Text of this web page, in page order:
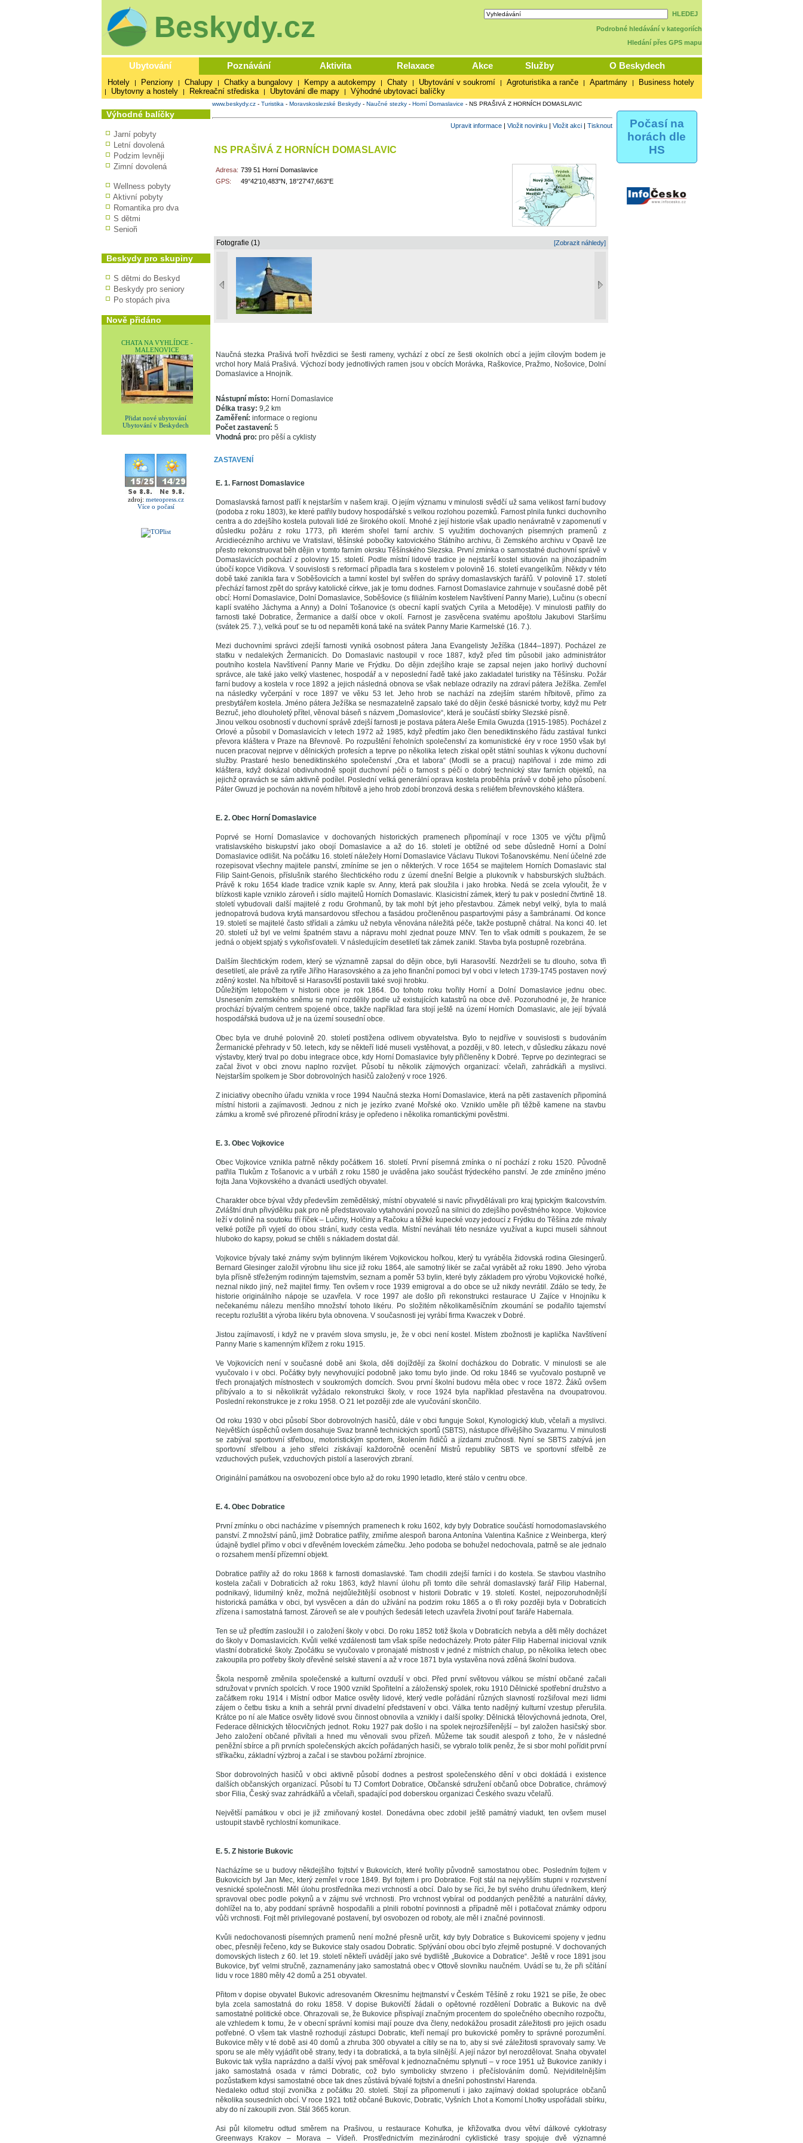
Beskydy.cz HLEDEJ
Podrobné hledávání v kategoriích
Hledání přes GPS mapu
Ubytování Poznávání Aktivita Relaxace Akce Služby O Beskydech
Hotely | Penziony | Chalupy | Chatky a bungalovy | Kempy a autokempy | Chaty | Ubytování v soukromí | Agroturistika a ranče | Apartmány | Business hotely
| Ubytovny a hostely | Rekreační střediska | Ubytování dle mapy | Výhodné ubytovací balíčky
Výhodné balíčky
Jarní pobyty
Letní dovolená
Podzim levněji
Zimní dovolená
Wellness pobyty
Aktivní pobyty
Romantika pro dva
S dětmi
Senioři
Beskydy pro skupiny
S dětmi do Beskyd
Beskydy pro seniory
Po stopách piva
Nově přidáno
CHATA NA VYHLÍDCE -
MALENOVICE
Přidat nové ubytování
Ubytování v Beskydech
zdroj: meteopress.cz
Více o počasí
www.beskydy.cz- Turistika - Moravskoslezské Beskydy- Naučné stezky- Horní Domaslavice - NS PRAŠIVÁ Z HORNÍCH DOMASLAVIC
Upravit informace| Vložit novinku| Vložit akci| Tisknout
NS PRAŠIVÁ Z HORNÍCH DOMASLAVIC
Adresa: 739 51 Horní Domaslavice
GPS:
49°42'10,483"N, 18°27'47,663"E
Fotografie (1) [Zobrazit náhledy]
Naučná stezka Prašivá tvoří hvězdici se šesti rameny, vychází z obcí ze šesti okolních obcí a jejím cílovým bodem je
vrchol hory Malá Prašivá. Výchozí body jednotlivých ramen jsou v obcích Morávka, Raškovice, Pražmo, Nošovice, Dolní
Domaslavice a Hnojník.
Nástupní místo: Horní Domaslavice
Délka trasy: 9,2 km
Zaměření: informace o regionu
Počet zastavení: 5
Vhodná pro: pro pěší a cyklisty
ZASTAVENÍ
E. 1. Farnost Domaslavice
Domaslavská farnost patří k nejstarším v našem kraji. O jejím významu v minulosti svědčí už sama velikost farní budovy
(podoba z roku 1803), ke které patřily budovy hospodářské s velkou rozlohou pozemků. Farnost plnila funkci duchovního
centra a do zdejšího kostela putovali lidé ze širokého okolí. Mnohé z její historie však upadlo nenávratně v zapomenutí v
důsledku požáru z roku 1773, při kterém shořel farní archiv. S využitím dochovaných písemných pramenů z
Arcidiecézního archivu ve Vratislavi, těšínské pobočky katovického Státního archivu, či Zemského archivu v Opavě lze
přesto rekonstruovat běh dějin v tomto farním okrsku Těšínského Slezska. První zmínka o samostatné duchovní správě v
Domaslavicích pochází z poloviny 15. století. Podle místní lidové tradice je nejstarší kostel situován na jihozápadním
úbočí kopce Vidíkova. V souvislosti s reformací připadla fara s kostelem v polovině 16. století evangelíkům. Někdy v této
době také zanikla fara v Soběšovicích a tamní kostel byl svěřen do správy domaslavských farářů. V polovině 17. století
přechází farnost zpět do správy katolické církve, jak je tomu dodnes. Farnost Domaslavice zahrnuje v současné době pět
obcí: Horní Domaslavice, Dolní Domaslavice, Soběšovice (s filiálním kostelem Navštívení Panny Marie), Lučinu (s obecní
kaplí svatého Jáchyma a Anny) a Dolní Tošanovice (s obecní kaplí svatých Cyrila a Metoděje). V minulosti patřily do
farnosti také Dobratice, Žermanice a další obce v okolí. Farnost je zasvěcena svatému apoštolu Jakubovi Staršímu
(svátek 25. 7.), velká pouť se tu od nepaměti koná také na svátek Panny Marie Karmelské (16. 7.).
Mezi duchovními správci zdejší farnosti vyniká osobnost pátera Jana Evangelisty Ježíška (1844–1897). Pocházel ze
statku v nedalekých Žermanicích. Do Domaslavic nastoupil v roce 1887, když před tím působil jako administrátor
poutního kostela Navštívení Panny Marie ve Frýdku. Do dějin zdejšího kraje se zapsal nejen jako horlivý duchovní
správce, ale také jako velký vlastenec, hospodář a v neposlední řadě také jako zakladatel turistiky na Těšínsku. Požár
farní budovy a kostela v roce 1892 a jejich následná obnova se však neblaze odrazily na zdraví pátera Ježíška. Zemřel
na následky vyčerpání v roce 1897 ve věku 53 let. Jeho hrob se nachází na zdejším starém hřbitově, přímo za
presbytářem kostela. Jméno pátera Ježíška se nesmazatelně zapsalo také do dějin české básnické tvorby, když mu Petr
Bezruč, jeho dlouholetý přítel, věnoval báseň s názvem „Domaslovice“, která je součástí sbírky Slezské písně.
Jinou velkou osobností v duchovní správě zdejší farnosti je postava pátera Aleše Emila Gwuzda (1915-1985). Pocházel z
Orlové a působil v Domaslavicích v letech 1972 až 1985, když předtím jako člen benediktinského řádu zastával funkci
převora kláštera v Praze na Břevnově. Po rozpuštění řeholních společenství za komunistické éry v roce 1950 však byl
nucen pracovat nejprve v dělnických profesích a teprve po několika letech získal opět státní souhlas k výkonu duchovní
služby. Prastaré heslo benediktinského společenství „Ora et labora“ (Modli se a pracuj) naplňoval i zde mimo zdi
kláštera, když dokázal obdivuhodně spojit duchovní péči o farnost s péčí o dobrý technický stav farních objektů, na
jejichž opravách se sám aktivně podílel. Poslední velká generální oprava kostela proběhla právě v době jeho působení.
Páter Gwuzd je pochován na novém hřbitově a jeho hrob zdobí bronzová deska s reliéfem břevnovského kláštera.
E. 2. Obec Horní Domaslavice
Poprvé se Horní Domaslavice v dochovaných historických pramenech připomínají v roce 1305 ve výčtu příjmů
vratislavského biskupství jako obojí Domaslavice a až do 16. století je obtížné od sebe důsledně Horní a Dolní
Domaslavice odlišit. Na počátku 16. století náležely Horní Domaslavice Václavu Tlukovi Tošanovskému. Není účelné zde
rozepisovat všechny majitele panství, zmíníme se jen o některých. V roce 1654 se majitelem Horních Domaslavic stal
Filip Saint-Genois, příslušník starého šlechtického rodu z území dnešní Belgie a plukovník v habsburských službách.
Právě k roku 1654 klade tradice vznik kaple sv. Anny, která pak sloužila i jako hrobka. Nedá se zcela vyloučit, že v
blízkosti kaple vzniklo zároveň i sídlo majitelů Horních Domaslavic. Klasicistní zámek, který tu pak v poslední čtvrtině 18.
století vybudovali další majitelé z rodu Grohmanů, by tak mohl být jeho přestavbou. Zámek nebyl velký, byla to malá
jednopatrová budova krytá mansardovou střechou a fasádou pročleněnou paspartovými pásy a šambránami. Od konce
19. století se majitelé často střídali a zámku už nebyla věnována náležitá péče, takže postupně chátral. Na konci 40. let
20. století už byl ve velmi špatném stavu a nápravu mohl zjednat pouze MNV. Ten to však odmítl s poukazem, že se
jedná o objekt spjatý s vykořisťovateli. V následujícím desetiletí tak zámek zanikl. Stavba byla postupně rozebrána.
Dalším šlechtickým rodem, který se významně zapsal do dějin obce, byli Harasovští. Nezdrželi se tu dlouho, sotva tři
desetiletí, ale právě za rytíře Jiřího Harasovského a za jeho finanční pomoci byl v obci v letech 1739-1745 postaven nový
zděný kostel. Na hřbitově si Harasovští postavili také svoji hrobku.
Důležitým letopočtem v historii obce je rok 1864. Do tohoto roku tvořily Horní a Dolní Domaslavice jednu obec.
Usnesením zemského sněmu se nyní rozdělily podle už existujících katastrů na obce dvě. Pozoruhodné je, že hranice
prochází bývalým centrem spojené obce, takže například fara stojí ještě na území Horních Domaslavic, ale její bývalá
hospodářská budova už je na území sousední obce.
Obec byla ve druhé polovině 20. století postižena odlivem obyvatelstva. Bylo to nejdříve v souvislosti s budováním
Žermanické přehrady v 50. letech, kdy se někteří lidé museli vystěhovat, a později, v 80. letech, v důsledku zákazu nové
výstavby, který trval po dobu integrace obce, kdy Horní Domaslavice byly přičleněny k Dobré. Teprve po dezintegraci se
začal život v obci znovu naplno rozvíjet. Působí tu několik zájmových organizací: včelaři, zahrádkáři a myslivci.
Nejstarším spolkem je Sbor dobrovolných hasičů založený v roce 1926.
Z iniciativy obecního úřadu vznikla v roce 1994 Naučná stezka Horní Domaslavice, která na pěti zastaveních připomíná
místní historii a zajímavosti. Jednou z nich je jezírko zvané Mořské oko. Vzniklo uměle při těžbě kamene na stavbu
zámku a kromě své přirozené přírodní krásy je opředeno i několika romantickými pověstmi.
E. 3. Obec Vojkovice
Obec Vojkovice vznikla patrně někdy počátkem 16. století. První písemná zmínka o ní pochází z roku 1520. Původně
patřila Tlukům z Tošanovic a v urbáři z roku 1580 je uváděna jako součást frýdeckého panství. Je zde zmíněno jméno
fojta Jana Vojkovského a dvanácti usedlých obyvatel.
Charakter obce býval vždy především zemědělský, místní obyvatelé si navíc přivydělávali pro kraj typickým tkalcovstvím.
Zvláštní druh přivýdělku pak pro ně představovalo vytahování povozů na silnici do zdejšího pověstného kopce. Vojkovice
leží v dolině na soutoku tří říček – Lučiny, Holčiny a Račoku a těžké kupecké vozy jedoucí z Frýdku do Těšína zde mívaly
velké potíže při vyjetí do obou strání, kudy cesta vedla. Místní neváhali této nesnáze využívat a kupci museli sáhnout
hluboko do kapsy, pokud se chtěli s nákladem dostat dál.
Vojkovice bývaly také známy svým bylinným likérem Vojkovickou hořkou, který tu vyráběla židovská rodina Glesingerů.
Bernard Glesinger založil výrobnu lihu sice již roku 1864, ale samotný likér se začal vyrábět až roku 1890. Jeho výroba
byla přísně střeženým rodinným tajemstvím, seznam a poměr 53 bylin, které byly základem pro výrobu Vojkovické hořké,
neznal nikdo jiný, než majitel firmy. Ten ovšem v roce 1939 emigroval a do obce se už nikdy nevrátil. Zdálo se tedy, že
historie originálního nápoje se uzavřela. V roce 1997 ale došlo při rekonstrukci restaurace U Zajíce v Hnojníku k
nečekanému nálezu menšího množství tohoto likéru. Po složitém několikaměsíčním zkoumání se podařilo tajemství
receptu rozluštit a výroba likéru byla obnovena. V současnosti jej vyrábí firma Kwaczek v Dobré.
Jistou zajímavostí, i když ne v pravém slova smyslu, je, že v obci není kostel. Místem zbožnosti je kaplička Navštívení
Panny Marie s kamenným křížem z roku 1915.
Ve Vojkovicích není v současné době ani škola, děti dojíždějí za školní docházkou do Dobratic. V minulosti se ale
vyučovalo i v obci. Počátky byly nevyhovující podobně jako tomu bylo jinde. Od roku 1846 se vyučovalo postupně ve
třech pronajatých místnostech v soukromých domcích. Svou první školní budovu měla obec v roce 1872. Žáků ovšem
přibývalo a to si několikrát vyžádalo rekonstrukci školy, v roce 1924 byla například přestavěna na dvoupatrovou.
Poslední rekonstrukce je z roku 1958. O 21 let později zde ale vyučování skončilo.
Od roku 1930 v obci působí Sbor dobrovolných hasičů, dále v obci funguje Sokol, Kynologický klub, včelaři a myslivci.
Největších úspěchů ovšem dosahuje Svaz branně technických sportů (SBTS), nástupce dřívějšího Svazarmu. V minulosti
se zabýval sportovní střelbou, motoristickým sportem, školením řidičů a jízdami zručnosti. Nyní se SBTS zabývá jen
sportovní střelbou a jeho střelci získávají každoročně ocenění Mistrů republiky SBTS ve sportovní střelbě ze
vzduchových pušek, vzduchových pistolí a laserových zbraní.
Originální památkou na osvobození obce bylo až do roku 1990 letadlo, které stálo v centru obce.
E. 4. Obec Dobratice
První zmínku o obci nacházíme v písemných pramenech k roku 1602, kdy byly Dobratice součástí hornodomaslavského
panství. Z množství pánů, jimž Dobratice patřily, zmiňme alespoň barona Antonína Valentina Kašnice z Weinberga, který
údajně bydlel přímo v obci v dřevěném loveckém zámečku. Jeho podoba se bohužel nedochovala, patrně se ale jednalo
o rozsahem menší přízemní objekt.
Dobratice patřily až do roku 1868 k farnosti domaslavské. Tam chodili zdejší farníci i do kostela. Se stavbou vlastního
kostela začali v Dobraticích až roku 1863, když hlavní úlohu při tomto díle sehrál domaslavský farář Filip Habernal,
podnikavý, lidumilný kněz, možná nejdůležitější osobnost v historii Dobratic v 19. století. Kostel, nejpozoruhodnější
historická památka v obci, byl vysvěcen a dán do užívání na podzim roku 1865 a o tři roky později byla v Dobraticích
zřízena i samostatná farnost. Zároveň se ale v pouhých šedesáti letech uzavřela životní pouť faráře Habernala.
Ten se už předtím zasloužil i o založení školy v obci. Do roku 1852 totiž škola v Dobraticích nebyla a děti měly docházet
do školy v Domaslavicích. Kvůli velké vzdálenosti tam však spíše nedocházely. Proto páter Filip Habernal inicioval vznik
vlastní dobratické školy. Zpočátku se vyučovalo v pronajaté místnosti v jedné z místních chalup, po několika letech obec
zakoupila pro potřeby školy dřevěné selské stavení a až v roce 1871 byla vystavěna nová zděná školní budova.
Škola nesporně změnila společenské a kulturní ovzduší v obci. Před první světovou válkou se místní občané začali
sdružovat v prvních spolcích. V roce 1900 vznikl Spořitelní a záloženský spolek, roku 1910 Dělnické spotřební družstvo a
začátkem roku 1914 i Místní odbor Matice osvěty lidové, který vedle pořádání různých slavností rozšiřoval mezi lidmi
zájem o četbu tisku a knih a sehrál první divadelní představení v obci. Válka tento nadějný kulturní vzestup přerušila.
Krátce po ní ale Matice osvěty lidové svou činnost obnovila a vznikly i další spolky: Dělnická tělovýchovná jednota, Orel,
Federace dělnických tělocvičných jednot. Roku 1927 pak došlo i na spolek nejrozšířenější – byl založen hasičský sbor.
Jeho založení občané přivítali a hned mu věnovali svou přízeň. Můžeme tak soudit alespoň z toho, že v následné
peněžní sbírce a při prvních společenských akcích pořádaných hasiči, se vybralo tolik peněz, že si sbor mohl pořídit první
stříkačku, základní výzbroj a začal i se stavbou požární zbrojnice.
Sbor dobrovolných hasičů v obci aktivně působí dodnes a pestrost společenského dění v obci dokládá i existence
dalších občanských organizací. Působí tu TJ Comfort Dobratice, Občanské sdružení občanů obce Dobratice, chrámový
sbor Filia, Český svaz zahrádkářů a včelaři, spadající pod doberskou organizaci Českého svazu včelařů.
Největší památkou v obci je již zmiňovaný kostel. Donedávna obec zdobil ještě památný viadukt, ten ovšem musel
ustoupit stavbě rychlostní komunikace.
E. 5. Z historie Bukovic
Nacházíme se u budovy někdejšího fojtství v Bukovicích, které tvořily původně samostatnou obec. Posledním fojtem v
Bukovicích byl Jan Mec, který zemřel v roce 1849. Byl fojtem i pro Dobratice. Fojt stál na nejvyšším stupni v rozvrstvení
vesnické společnosti. Měl úlohu prostředníka mezi vrchností a obcí. Dalo by se říci, že byl svého druhu úředníkem, který
spravoval obec podle pokynů a v zájmu své vrchnosti. Pro vrchnost vybíral od poddaných peněžité a naturální dávky,
dohlížel na to, aby poddaní správně hospodařili a plnili robotní povinnosti a případně měl i potlačovat známky odporu
vůči vrchnosti. Fojt měl privilegované postavení, byl osvobozen od roboty, ale měl i značné povinnosti.
Kvůli nedochovanosti písemných pramenů není možné přesně určit, kdy byly Dobratice s Bukovicemi spojeny v jednu
obec, přesněji řečeno, kdy se Bukovice staly osadou Dobratic. Splývání obou obcí bylo zřejmě postupné. V dochovaných
domovských listech z 60. let 19. století někteří uvádějí jako své bydliště „Bukovice a Dobratice“. Ještě v roce 1891 jsou
Bukovice, byť velmi stručně, zaznamenány jako samostatná obec v Ottově slovníku naučném. Uvádí se tu, že při sčítání
lidu v roce 1880 měly 42 domů a 251 obyvatel.
Přitom v dopise obyvatel Bukovic adresovaném Okresnímu hejtmanství v Českém Těšíně z roku 1921 se píše, že obec
byla zcela samostatná do roku 1858. V dopise Bukovičtí žádali o opětovné rozdělení Dobratic a Bukovic na dvě
samostatné politické obce. Ohrazovali se, že Bukovice přispívají značným procentem do společného obecního rozpočtu,
ale vzhledem k tomu, že v obecní správní komisi mají pouze dva členy, nedokážou prosadit záležitosti pro jejich osadu
potřebné. O všem tak vlastně rozhodují zástupci Dobratic, kteří nemají pro bukovické poměry to správné porozumění.
Bukovice měly v té době asi 40 domů a zhruba 300 obyvatel a cítily se na to, aby si své záležitosti spravovaly samy. Ve
sporu se ale měly vyjádřit obě strany, tedy i ta dobratická, a ta byla silnější. A její názor byl nerozdělovat. Snaha obyvatel
Bukovic tak vyšla naprázdno a další vývoj pak směřoval k jednoznačnému splynutí – v roce 1951 už Bukovice zanikly i
jako samostatná osada v rámci Dobratic, což bylo symbolicky stvrzeno i přečíslováním domů. Nejviditelnějším
pozůstatkem kdysi samostatné obce tak dnes zůstává bývalé fojtství a dnešní pohostinství Harenda.
Nedaleko odtud stojí zvonička z počátku 20. století. Stojí za připomenutí i jako zajímavý doklad spolupráce občanů
několika sousedních obcí. V roce 1921 totiž občané Bukovic, Dobratic, Vyšních Lhot a Komorní Lhotky uspořádali sbírku,
aby do ní zakoupili zvon. Stál 3665 korun.
Asi půl kilometru odtud směrem na Prašivou, u restaurace Kohutka, je křižovatka dvou větví dálkové cyklotrasy
Greenways Krakov – Morava – Vídeň. Prostřednictvím mezinárodní cyklistické trasy spojuje dvě významné
Počasí na
horách dle
HS